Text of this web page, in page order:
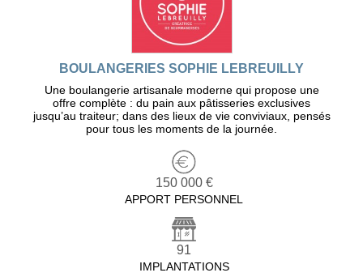
BOULANGERIES SOPHIE LEBREUILLY
Une boulangerie artisanale moderne qui propose une
offre complète : du pain aux pâtisseries exclusives
jusqu’au traiteur; dans des lieux de vie conviviaux, pensés
pour tous les moments de la journée.
150 000 €
APPORT PERSONNEL
91
IMPLANTATIONS